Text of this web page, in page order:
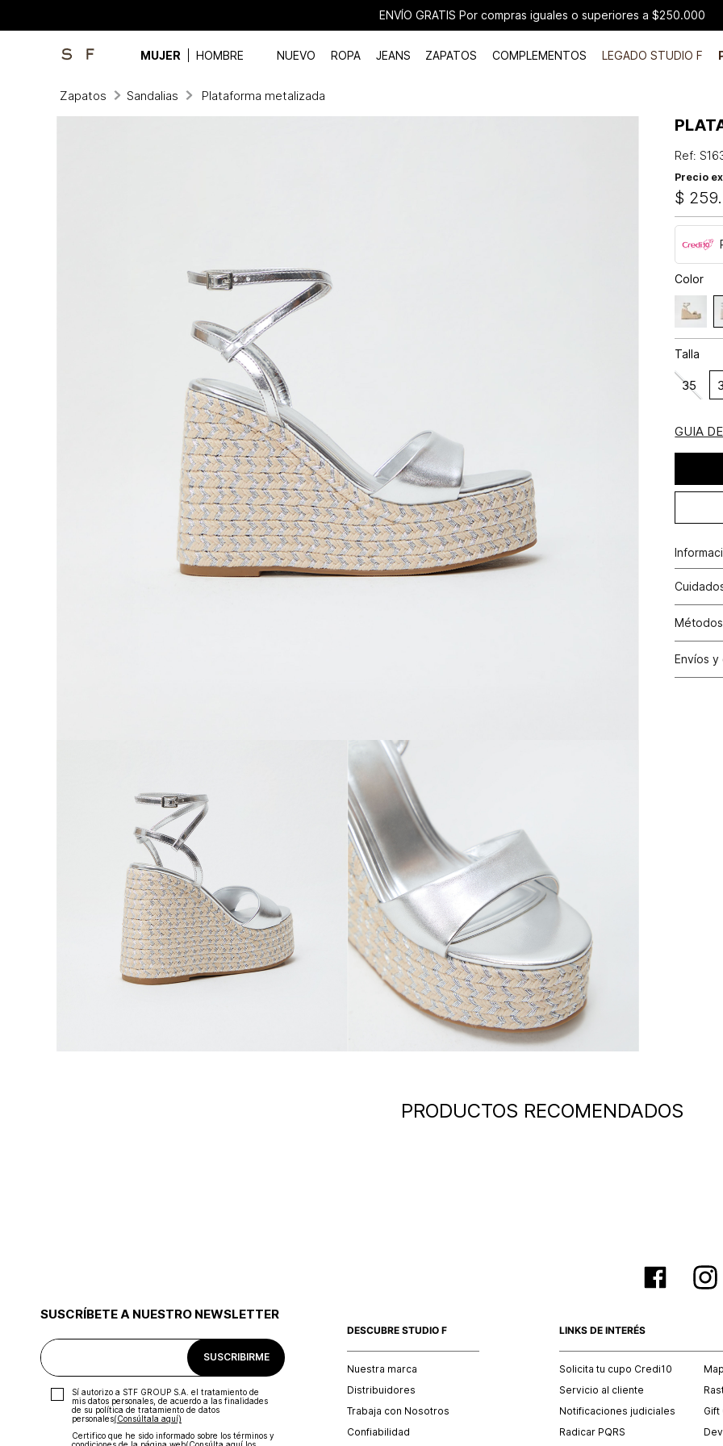
ENVÍO GRATIS Por compras iguales o superiores a $250.000
MUJER HOMBRE NUEVO ROPA JEANS ZAPATOS COMPLEMENTOS LEGADO STUDIO F
Zapatos Sandalias Plataforma metalizada
Ref:
Precio
$ 259.
Color
Talla
35
GUIA
Tarjetas
Envíos
de
PRODUCTOS RECOMENDADOS
SUSCRÍBETE A NUESTRO NEWSLETTER
SUSCRIBIRME
Sí autorizo a STF GROUP S.A. el tratamiento de
mis datos personales, de acuerdo a las finalidades
de su política de tratamiento de datos
personales‎(Consúltala aquí)
Certifico que he sido informado sobre los términos y
DESCUBRE STUDIO F
Nuestra marca
Distribuidores
Trabaja con Nosotros
Confiabilidad
LINKS DE INTERÉS
Solicita tu cupo Credi10
Servicio al cliente
Notificaciones judiciales
Radicar PQRS
Gift